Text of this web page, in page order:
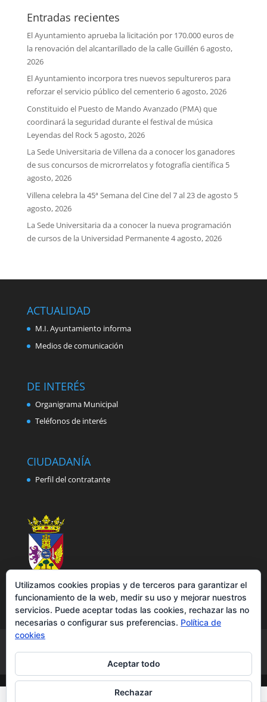
Entradas recientes
El Ayuntamiento aprueba la licitación por 170.000 euros de
la renovación del alcantarillado de la calle Guillén 6 agosto,
2026
El Ayuntamiento incorpora tres nuevos sepultureros para
reforzar el servicio público del cementerio 6 agosto, 2026
Constituido el Puesto de Mando Avanzado (PMA) que
coordinará la seguridad durante el festival de música
Leyendas del Rock 5 agosto, 2026
La Sede Universitaria de Villena da a conocer los ganadores
de sus concursos de microrrelatos y fotografía científica 5
agosto, 2026
Villena celebra la 45ª Semana del Cine del 7 al 23 de agosto 5
agosto, 2026
La Sede Universitaria da a conocer la nueva programación
de cursos de la Universidad Permanente4 agosto, 2026
ACTUALIDAD
M.I. Ayuntamiento informa
Medios de comunicación
DE INTERÉS
Organigrama Municipal
Teléfonos de interés
CIUDADANÍA
Perfil del contratante
Política de cookies
Accesibilidad
Utilizamos cookies propias y de terceros para garantizar el
funcionamiento de la web, medir su uso y mejorar nuestros
servicios. Puede aceptar todas las cookies, rechazar las no
necesarias o configurar sus preferencias. Política de
cookies
Aceptar todo
Rechazar